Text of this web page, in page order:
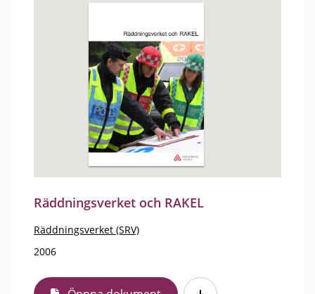
Räddningsverket och RAKEL
Räddningsverket (SRV)
2006